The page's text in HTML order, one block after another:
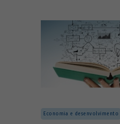
Economia e desenvolvimento